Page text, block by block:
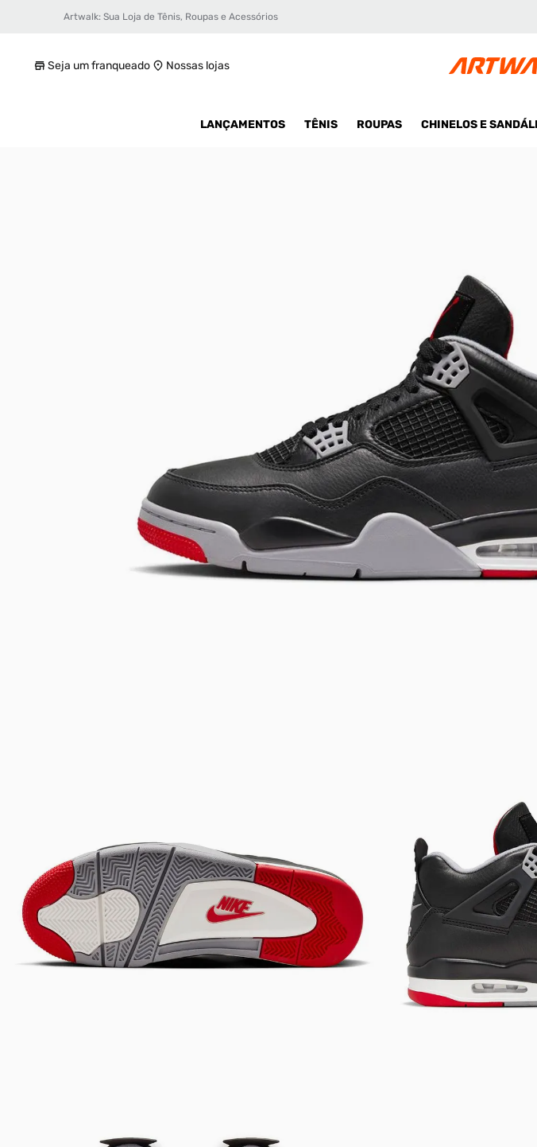
Artwalk: Sua Loja de Tênis, Roupas e Acessórios
Seja um franqueado Nossas lojas
LANÇAMENTOS TÊNIS ROUPAS CHINELOS E
Tênis Air Jordan 4 Retro Masculino